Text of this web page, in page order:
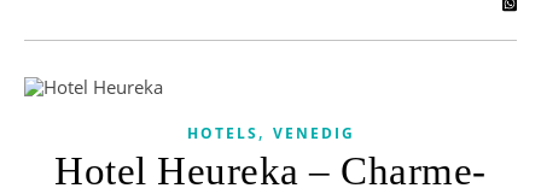
HOTELS, VENEDIG
Hotel Heureka – Charme-